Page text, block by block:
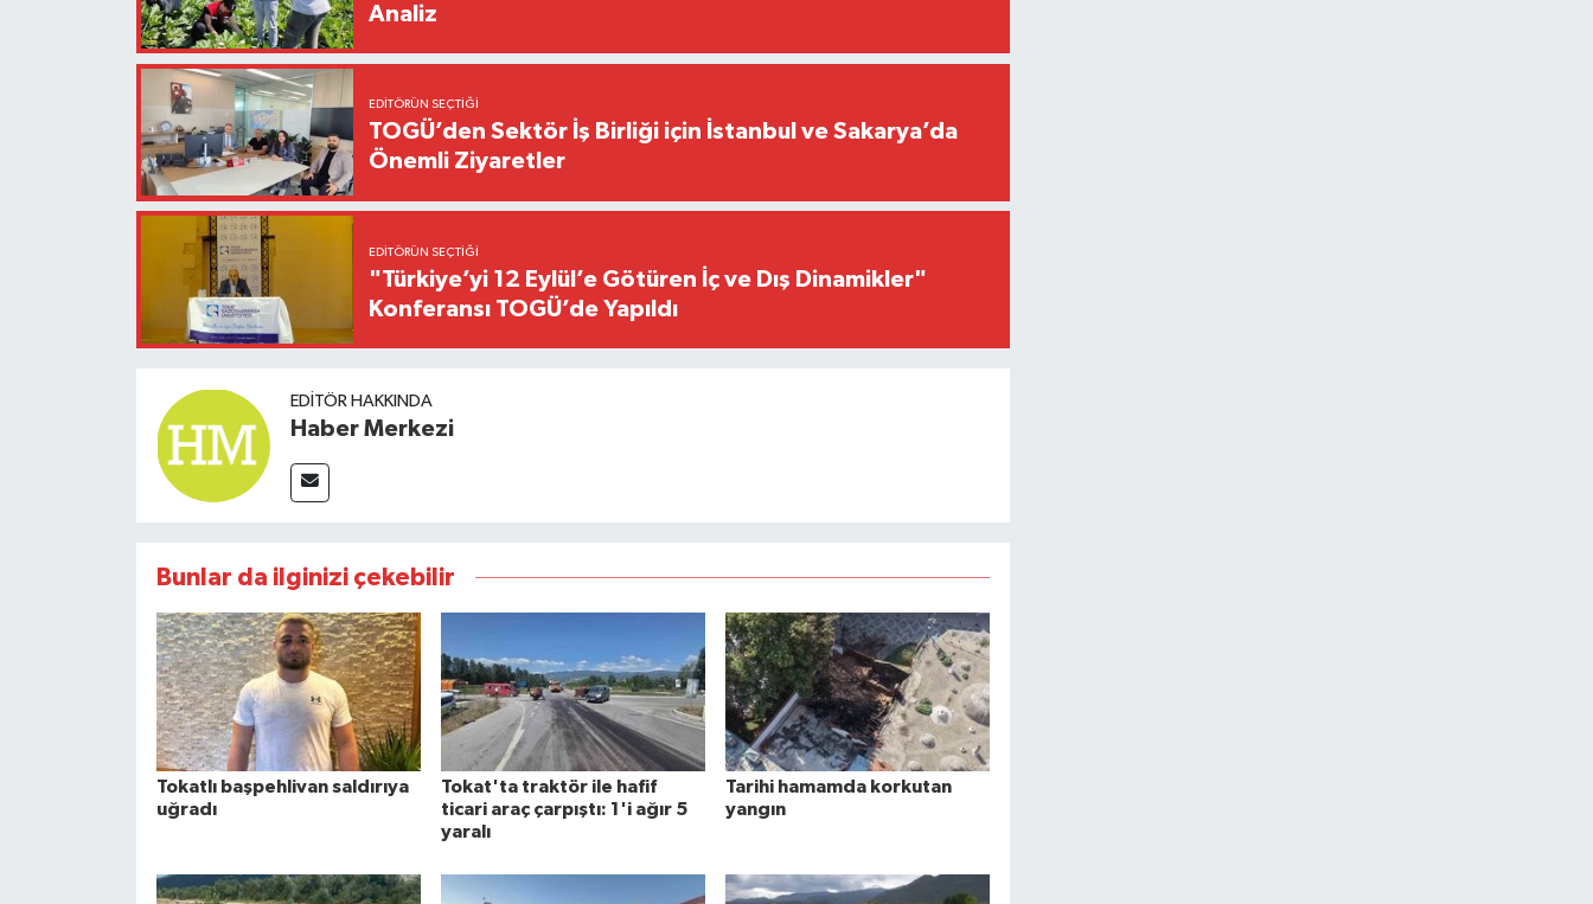
Analiz
EDITÖRÜN SEÇTIĞI
TOGÜ’den Sektör İş Birliği için İstanbul ve Sakarya’da
Önemli Ziyaretler
EDITÖRÜN SEÇTIĞI
"Türkiye’yi 12 Eylül’e Götüren İç ve Dış Dinamikler"
Konferansı TOGÜ’de Yapıldı
EDITÖR HAKKINDA
Haber Merkezi
Bunlar da ilginizi çekebilir
Tokatlı başpehlivan saldırıya
uğradı
Tokat'ta traktör ile hafif
ticari araç çarpıştı: 1'i ağır 5
yaralı
Tarihi hamamda korkutan
yangın